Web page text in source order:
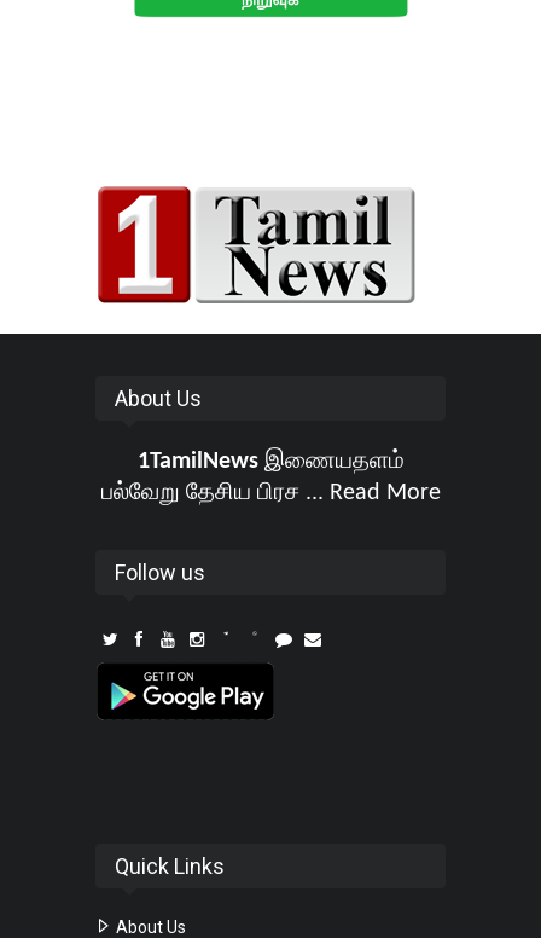
About Us
1TamilNewsஇணையதளம்
பல்வேறு தேசிய பிரச ... Read More
Follow us
Quick Links
About Us